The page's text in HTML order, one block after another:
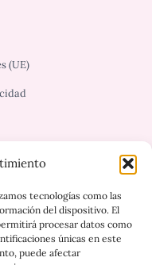
tecnologías como las
del dispositivo. El
procesar datos como
únicas en este
puede afectar
(UE)